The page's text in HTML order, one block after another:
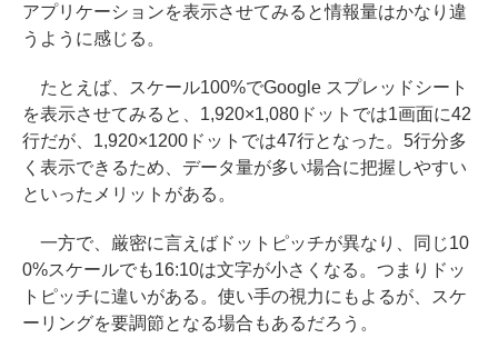
アプリケーションを表示させてみると情報量はかなり違
うように感じる。
たとえば、スケール100%でGoogle スプレッドシート
を表示させてみると、1,920×1,080ドットでは1画面に42
行だが、1,920×1200ドットでは47行となった。5行分多
く表示できるため、データ量が多い場合に把握しやすい
といったメリットがある。
一方で、厳密に言えばドットピッチが異なり、同じ10
0%スケールでも16:10は文字が小さくなる。つまりドッ
トピッチに違いがある。使い手の視力にもよるが、スケ
ーリングを要調節となる場合もあるだろう。